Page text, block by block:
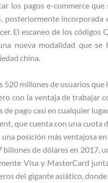
los pagos e-commerce que
posteriormente incorporada
El escaneo de los códigos
nueva modalidad que se
china.
520 millones de usuarios que
con la ventaja de trabajar
pago casi en cualquier
que cuenta con una cuota
posición más ventajosa en
billones de dólares en 2017,
Visa y MasterCard
del gigante asiático, donde